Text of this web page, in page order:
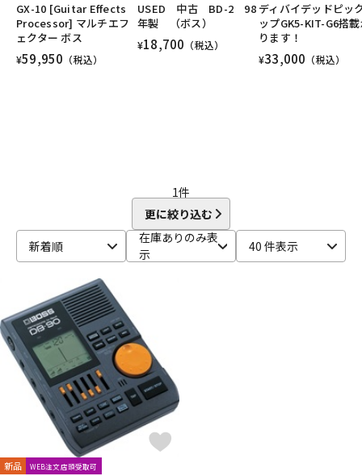
GX-10 [Guitar Effects
Processor] マルチエフ
ェクター ボス
¥59,950 （税込）
USED 中古 BD-2 98
年製 （ボス）
¥18,700 （税込）
ディバイデッドピッ
ップGK5-KIT-G6搭
ります！
¥33,000 （税込）
1件
更に絞り込む
新着順
在庫ありのみ表
示
40 件表示
新品 WEB注文店頭受取可